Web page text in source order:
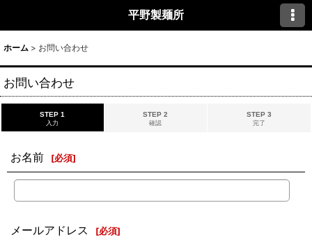
平野製麺所
ホーム > お問い合わせ
お問い合わせ
STEP 1
入力
STEP 2
確認
STEP 3
完了
お名前 [必須]
メールアドレス [必須]